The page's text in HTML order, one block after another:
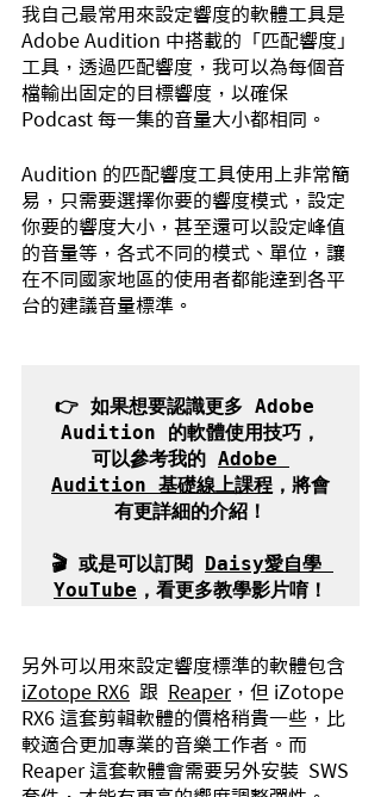
我自己最常用來設定響度的軟體工具是
Adobe Audition 中搭載的「匹配響度」
工具，透過匹配響度，我可以為每個音
檔輸出固定的目標響度，以確保
Podcast 每一集的音量大小都相同。
Audition 的匹配響度工具使用上非常簡
易，只需要選擇你要的響度模式，設定
你要的響度大小，甚至還可以設定峰值
的音量等，各式不同的模式、單位，讓
在不同國家地區的使用者都能達到各平
台的建議音量標準。
👉 如果想要認識更多 Adobe
Audition 的軟體使用技巧，
可以參考我的
Audition 基礎線上課程 ，將會
有更詳細的介紹！
🎬 或是可以訂閱
Daisy愛自學
YouTube
另外可以用來設定響度標準的軟體包含
iZotope RX6
  跟
Reaper，但 iZotope
RX6 這套剪輯軟體的價格稍貴一些，比
較適合更加專業的音樂工作者。而
Reaper 這套軟體會需要另外安裝  SWS